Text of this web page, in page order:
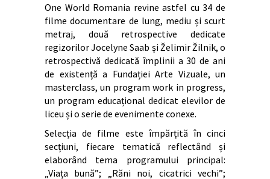
One World Romania revine astfel cu 34 de
filme documentare de lung, mediu și scurt
metraj, două retrospective dedicate
regizorilor Jocelyne Saab și Želimir Žilnik, o
retrospectivă dedicată împlinii a 30 de ani
de existență a Fundației Arte Vizuale, un
masterclass, un program work in progress,
un program educațional dedicat elevilor de
liceu și o serie de evenimente conexe.
Selecția de filme este împărțită în cinci
secțiuni, fiecare tematică reflectând și
elaborând tema programului principal:
„Viața bună”; „Răni noi, cicatrici vechi”;